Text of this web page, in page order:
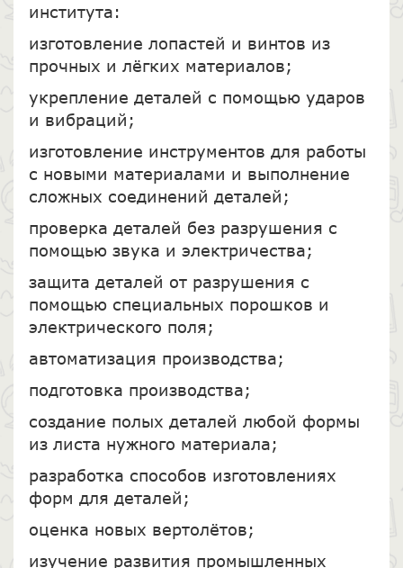
института:
изготовление лопастей и винтов из
прочных и лёгких материалов;
укрепление деталей с помощью ударов
и вибраций;
изготовление инструментов для работы
с новыми материалами и выполнение
сложных соединений деталей;
проверка деталей без разрушения с
помощью звука и электричества;
защита деталей от разрушения с
помощью специальных порошков и
электрического поля;
автоматизация производства;
подготовка производства;
создание полых деталей любой формы
из листа нужного материала;
разработка способов изготовлениях
форм для деталей;
оценка новых вертолётов;
изучение развития промышленных